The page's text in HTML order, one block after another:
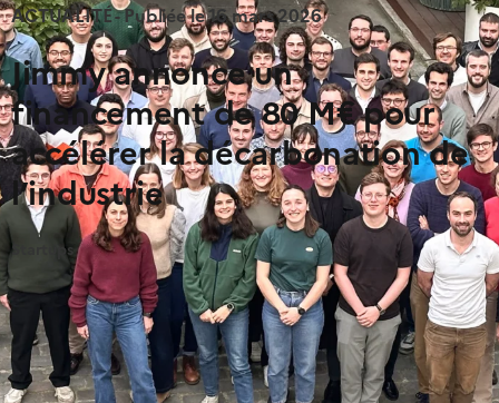
ACTUALITÉ - Publiée le16 mars 2026
Jimmy annonce un
financement de 80 M€ pour
accélérer la décarbonation de
l’industrie
Startups